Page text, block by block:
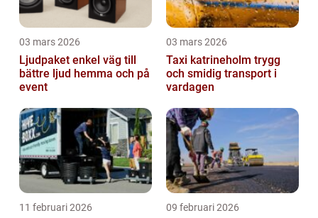
03 mars 2026
Ljudpaket enkel väg till
bättre ljud hemma och på
event
03 mars 2026
Taxi katrineholm trygg
och smidig transport i
vardagen
11 februari 2026 09 februari 2026